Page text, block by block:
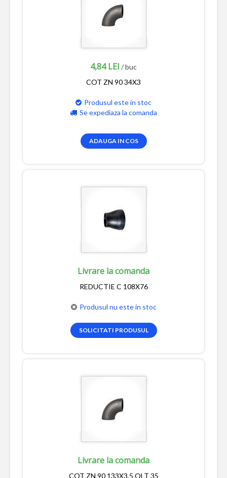
4,84 LEI / buc
COT ZN 90 34X3
Produsul este in stoc
Se expediaza la comanda
ADAUGA IN COS
Livrare la comanda
REDUCTIE C 108X76
Produsul nu este in stoc
SOLICITATI PRODUSUL
Livrare la comanda
COT ZN 90 133X3,5 OLT 35